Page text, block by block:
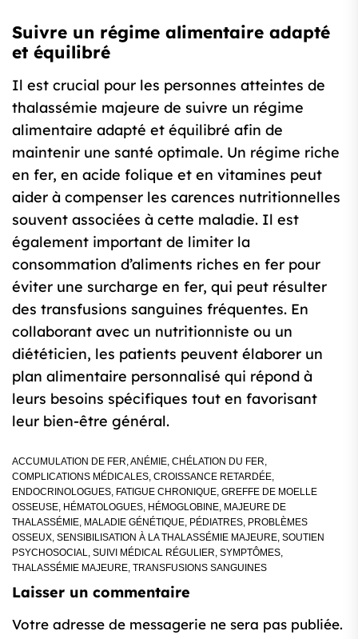
Suivre un régime alimentaire adapté
et équilibré
Il est crucial pour les personnes atteintes de
thalassémie majeure de suivre un régime
alimentaire adapté et équilibré afin de
maintenir une santé optimale. Un régime riche
en fer, en acide folique et en vitamines peut
aider à compenser les carences nutritionnelles
souvent associées à cette maladie. Il est
également important de limiter la
consommation d’aliments riches en fer pour
éviter une surcharge en fer, qui peut résulter
des transfusions sanguines fréquentes. En
collaborant avec un nutritionniste ou un
diététicien, les patients peuvent élaborer un
plan alimentaire personnalisé qui répond à
leurs besoins spécifiques tout en favorisant
leur bien-être général.
ACCUMULATION DE FER,ANÉMIE, CHÉLATION DU FER,
COMPLICATIONS MÉDICALES, CROISSANCE RETARDÉE,
ENDOCRINOLOGUES, FATIGUE CHRONIQUE, GREFFE DE MOELLE
OSSEUSE, HÉMATOLOGUES, HÉMOGLOBINE, MAJEURE DE
THALASSÉMIE, MALADIE GÉNÉTIQUE, PÉDIATRES, PROBLÈMES
OSSEUX, SENSIBILISATION À LA THALASSÉMIE MAJEURE, SOUTIEN
PSYCHOSOCIAL, SUIVI MÉDICAL RÉGULIER, SYMPTÔMES,
THALASSÉMIE MAJEURE, TRANSFUSIONS SANGUINES
Laisser un commentaire
Votre adresse de messagerie ne sera pas publiée.